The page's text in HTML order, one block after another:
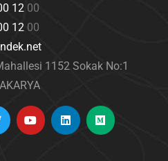
12 00
12 00
1152 Sokak No:1